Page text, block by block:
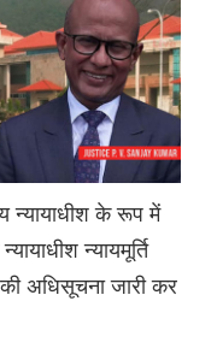
न्यायाधीश के रूप में
न्यायमूर्ति
अधिसूचना जारी कर